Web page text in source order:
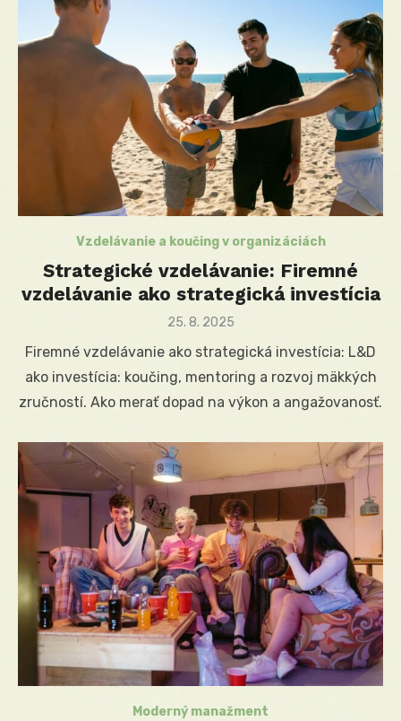
Vzdelávanie a koučing v organizáciách
Strategické vzdelávanie: Firemné
vzdelávanie ako strategická investícia
Posted
25. 8. 2025
Firemné vzdelávanie ako strategická investícia: L&D
ako investícia: koučing, mentoring a rozvoj mäkkých
zručností. Ako merať dopad na výkon a angažovanosť.
Moderný manažment